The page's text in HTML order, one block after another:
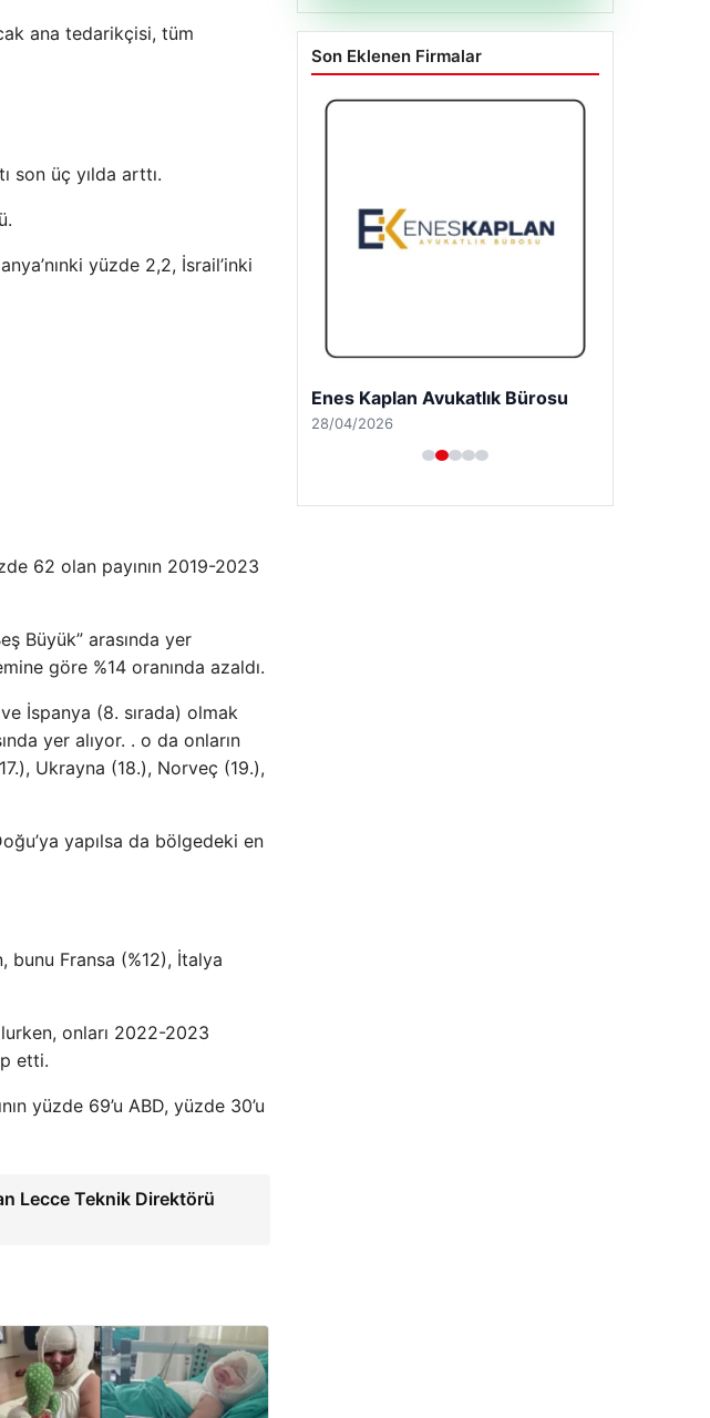
ana tedarikçisi, tüm
son üç yılda arttı.
yüzde 2,2, İsrail’inki
62 olan payının 2019-2023
Büyük” arasında yer
göre %14 oranında azaldı.
İspanya (8. sırada) olmak
yer alıyor. . o da onların
Ukrayna (18.), Norveç (19.),
yapılsa da bölgedeki en
bunu Fransa (%12), İtalya
onları 2022-2023
etti.
yüzde 69’u ABD, yüzde 30’u
Lecce Teknik Direktörü
Son Eklenen Firmalar
Enes Kaplan Avukatlık Bürosu
28/04/2026